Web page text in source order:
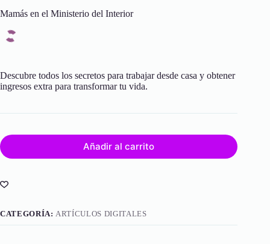
Mamás en el Ministerio del Interior
Descubre todos los secretos para trabajar desde casa y obtener
ingresos extra para transformar tu vida.
Añadir al carrito
CATEGORÍA: ARTÍCULOS DIGITALES